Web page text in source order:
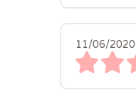
11/06/2020